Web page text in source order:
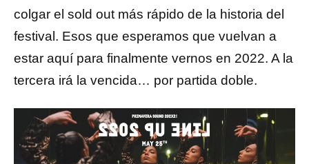
colgar el sold out más rápido de la historia del
festival. Esos que esperamos que vuelvan a
estar aquí para finalmente vernos en 2022. A la
tercera irá la vencida… por partida doble.